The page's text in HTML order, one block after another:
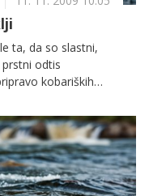
ta, da so slastni,
odtis
kobariških